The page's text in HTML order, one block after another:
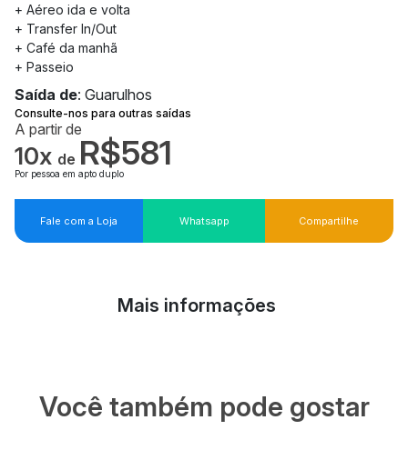
+ Aéreo ida e volta
+ Transfer In/Out
+ Café da manhã
+ Passeio
Saída de: Guarulhos
Consulte-nos para outras saídas
A partir de
10x de R$581
Por pessoa em apto duplo
Fale com a Loja Whatsapp Compartilhe
Mais informações
Você também pode gostar